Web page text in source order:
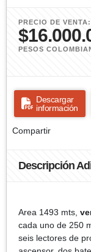
PRECIO DE VENTA:
PESOS
Descargar
información
Compartir
Descripción
Area 1493 mts,
cada uno de 250
seis lectores de